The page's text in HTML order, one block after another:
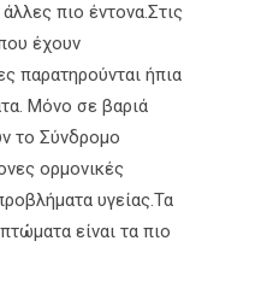
πιο έντονα.Στις
έχουν
παρατηρούνται ήπια
Μόνο σε βαριά
το Σύνδρομο
ορμονικές
υγείας.Τα
είναι τα πιο